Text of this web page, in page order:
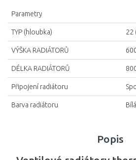
Popis
Parametry
TYP (hloubka) 22
VÝŠKA RADIÁTORŮ
DÉLKA RADIÁTORŮ
Připojení radiátoru
Barva radiátoru Bílá